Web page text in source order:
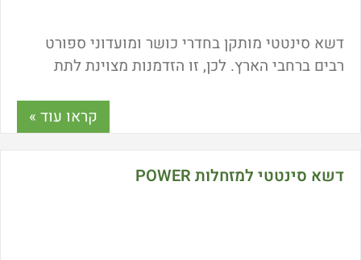
דשא סינטטי מותקן בחדרי כושר ומועדוני ספורט
רבים ברחבי הארץ. לכן, זו הזדמנות מצוינת לתת
דשא סינטטי בענף הספורט ואימוני הכושר. אילו סוגי
דשא סינטטי קיימים? מה המחיר של דשא סינטטי
התשובות כאן.
קראו עוד »
דשא סינטטי למזחלות POWER